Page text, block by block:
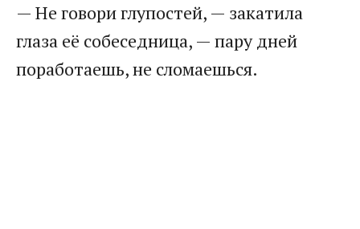
— Не говори глупостей, — закатила
глаза её собеседница, — пару дней
поработаешь, не сломаешься.